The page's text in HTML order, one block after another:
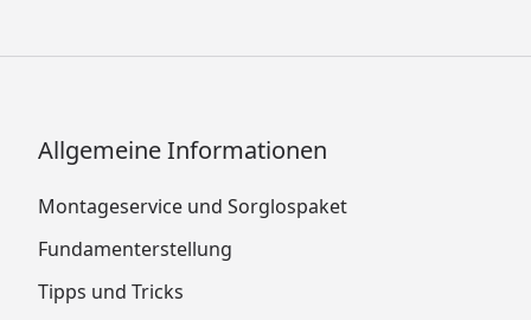
Allgemeine Informationen
Montageservice und Sorglospaket
Fundamenterstellung
Tipps und Tricks